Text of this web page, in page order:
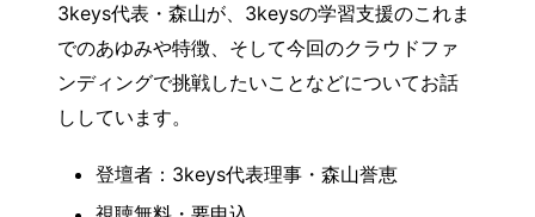
3keys代表・森山が、3keysの学習支援のこれま
でのあゆみや特徴、そして今回のクラウドファ
ンディングで挑戦したいことなどについてお話
ししています。
登壇者：3keys代表理事・森山誉恵